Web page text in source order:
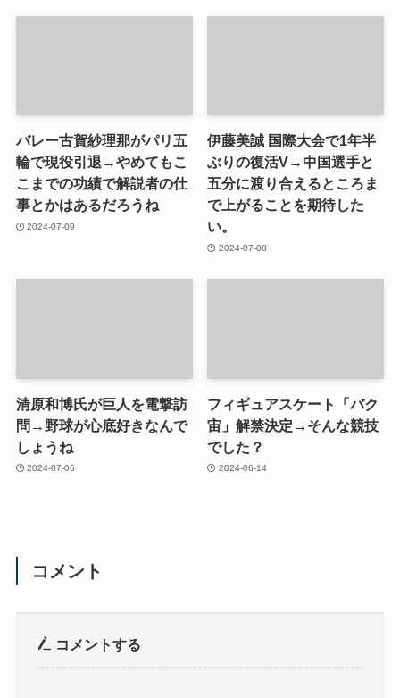
バレー古賀紗理那がパリ五
輪で現役引退→やめてもこ
こまでの功績で解説者の仕
事とかはあるだろうね
2024-07-09
伊藤美誠 国際大会で1年半
ぶりの復活V→中国選手と
五分に渡り合えるところま
で上がることを期待した
い。
2024-07-08
清原和博氏が巨人を電撃訪
問→野球が心底好きなんで
しょうね
2024-07-06
フィギュアスケート「バク
宙」解禁決定→そんな競技
でした？
2024-06-14
コメント
コメントする